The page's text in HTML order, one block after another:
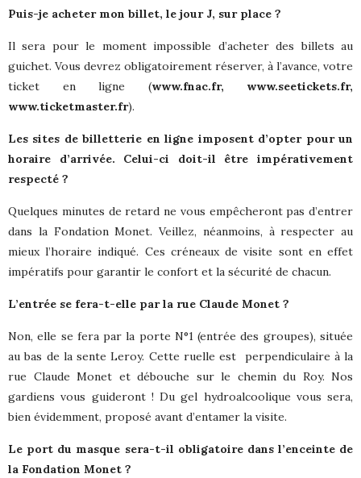
Puis-je acheter mon billet, le jour J, sur place ?
Il sera pour le moment impossible d’acheter des billets au
guichet. Vous devrez obligatoirement réserver, à l’avance, votre
ticket en ligne (www.fnac.fr, www.seetickets.fr,
www.ticketmaster.fr).
Les sites de billetterie en ligne imposent d’opter pour un
horaire d’arrivée. Celui-ci doit-il être impérativement
respecté ?
Quelques minutes de retard ne vous empêcheront pas d’entrer
dans la Fondation Monet. Veillez, néanmoins, à respecter au
mieux l’horaire indiqué. Ces créneaux de visite sont en effet
impératifs pour garantir le confort et la sécurité de chacun.
L’entrée se fera-t-elle par la rue Claude Monet ?
Non, elle se fera par la porte N°1 (entrée des groupes), située
au bas de la sente Leroy. Cette ruelle est
perpendiculaire à la
rue Claude Monet et débouche sur le chemin du Roy. Nos
gardiens vous guideront ! Du gel hydroalcoolique vous sera,
bien évidemment, proposé avant d’entamer la visite.
Le port du masque sera-t-il obligatoire dans l’enceinte de
la Fondation Monet ?